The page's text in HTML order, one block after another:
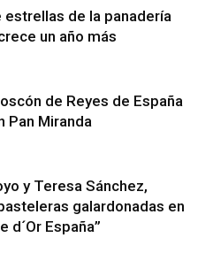
estrellas de la panadería
un año más
de Reyes de España
Pan Miranda
y Teresa Sánchez,
galardonadas en
d´Or España”